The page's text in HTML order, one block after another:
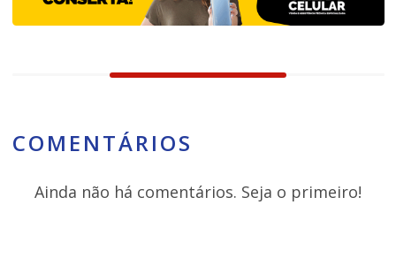
COMENTÁRIOS
Ainda não há comentários. Seja o primeiro!